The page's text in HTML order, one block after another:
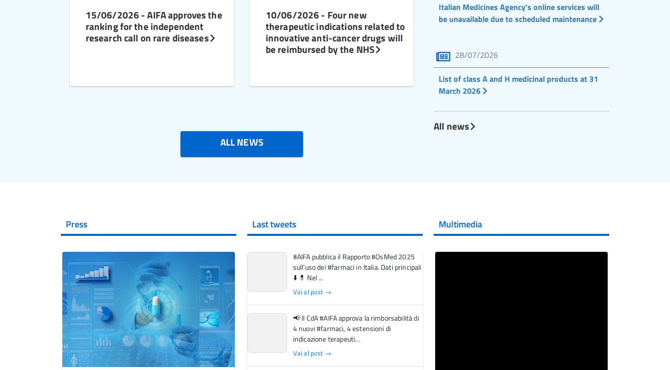
15/06/2026 - AIFA approves the
ranking for the independent
research call on rare diseases
10/06/2026 - Four new
therapeutic indications related to
innovative anti-cancer drugs will
be reimbursed by the NHS
ALL NEWS
Italian Medicines Agency's online services will
be unavailable due to scheduled maintenance
28/07/2026
List of class A and H medicinal products at 31
March 2026
All news
Press Last tweets
#AIFA pubblica il Rapporto #OsMed 2025
sull’uso dei #farmaci in Italia. Dati principali
⬇️ 💊 Nel ...
Vai al post →
📢 Il CdA #AIFA approva la rimborsabilità di
4 nuovi #farmaci, 4 estensioni di
indicazione terapeuti...
Vai al post →
Multimedia